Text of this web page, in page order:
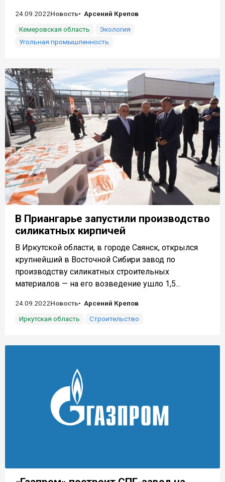
24.09.2022Новость
Арсений Крепов
Кемеровская область
Экология
Угольная промышленность
В Приангарье запустили производство
силикатных кирпичей
В Иркутской области, в городе Саянск, открылся
крупнейший в Восточной Сибири завод по
производству силикатных строительных
материалов — на его возведение ушло 1,5...
24.09.2022Новость
Арсений Крепов
Иркутская область
Строительство